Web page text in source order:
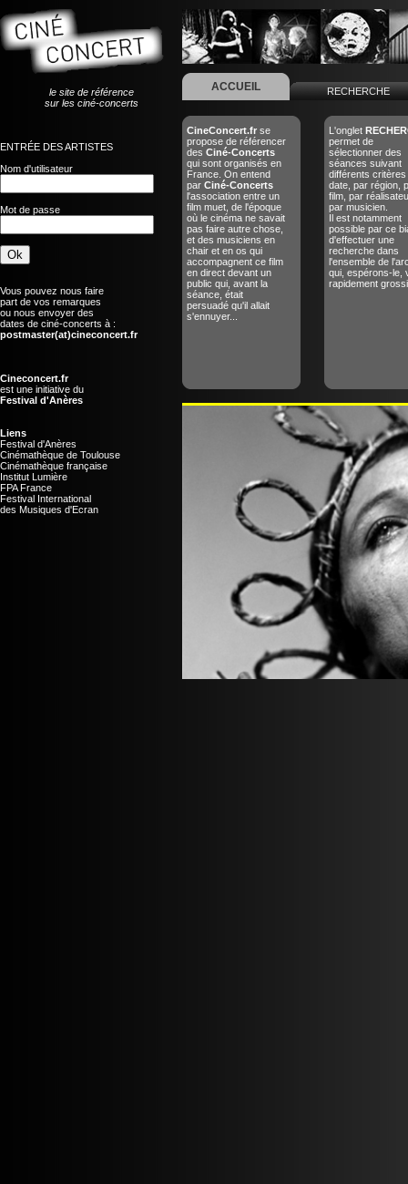
le site de référence
sur les ciné-concerts
ENTRÉE DES ARTISTES
Nom d'utilisateur
Mot de passe
Vous pouvez nous faire
part de vos remarques
ou nous envoyer des
dates de ciné-concerts à :
postmaster(at)cineconcert.fr
Cineconcert.fr
est une initiative du
Festival d'Anères
Liens
Festival d'Anères
Cinémathèque de Toulouse
Cinémathèque française
Institut Lumière
FPA France
Festival International
des Musiques d'Ecran
ACCUEIL RECHERCHE
CineConcert.fr se
propose de référencer
des Ciné-Concerts
qui sont organisés en
France. On entend
par Ciné-Concerts
l'association entre un
film muet, de l'époque
où le cinéma ne savait
pas faire autre chose,
et des musiciens en
chair et en os qui
accompagnent ce film
en direct devant un
public qui, avant la
séance, était
persuadé qu'il allait
s'ennuyer...
L'onglet
permet de
sélectionner des
séances suivant
différents critères
date, par région,
film, par
par musicien.
Il est notamment
possible par ce
d'effectuer une
recherche dans
l'ensemble de
qui, espérons-le,
rapidement